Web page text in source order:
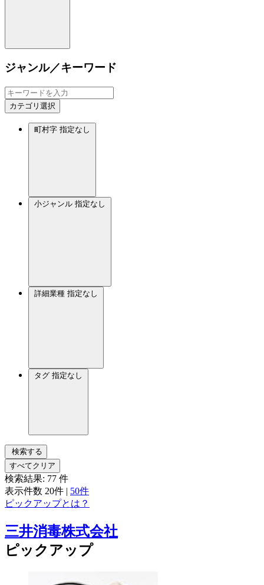
ジャンル／キーワード
カテゴリ選択
町村字 指定なし
小ジャンル 指定なし
詳細業種 指定なし
タグ 指定なし
検索する
すべてクリア
検索結果: 77 件
表示件数 20件 | 50件
ピックアップとは？
三井消毒株式会社
ピックアップ